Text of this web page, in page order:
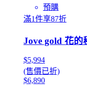
預購
滿1件享87折
Jove gold 花的
$5,994
(售價已折)
$6,890